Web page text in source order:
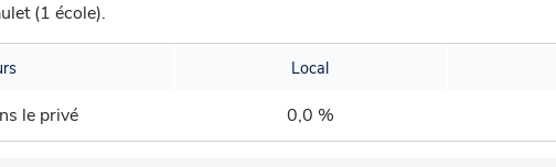
(1 école).
Local
le privé 0,0 %